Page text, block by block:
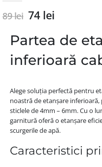
89lei 74lei
Partea de
inferioară
Alege soluția perfectă pentru
noastră de etanșare
sticlele de 4mm – 6mm. Cu o
garnitură oferă o etanșare
scurgerile de apă.
Caracteristici